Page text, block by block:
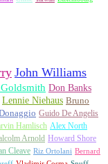
John Williams
Don Banks
Lennie Niehaus Bruno
Guido De Angelis
Hamlisch Alex North
Arnold Howard Shore
Cleave Riz Ortolani Bernard